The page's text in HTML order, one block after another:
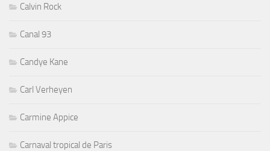
Calvin Rock
Canal 93
Candye Kane
Carl Verheyen
Carmine Appice
Carnaval tropical de Paris